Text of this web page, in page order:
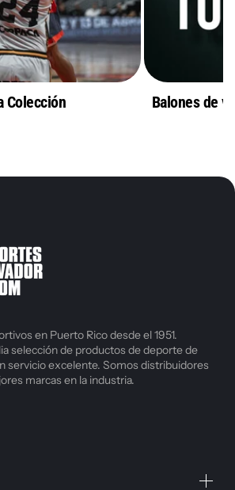
Colección
Balones de
en Puerto Rico desde el 1951.
selección de productos de deporte de
servicio excelente. Somos distribuidores
marcas en la industria.